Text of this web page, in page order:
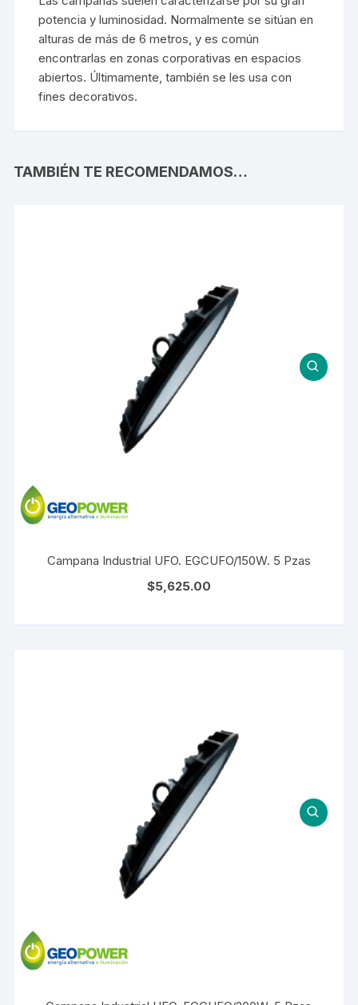
potencia y luminosidad. Normalmente se sitúan en
alturas de más de 6 metros, y es común
encontrarlas en zonas corporativas en espacios
abiertos. Últimamente, también se les usa con
fines decorativos.
TAMBIÉN TE RECOMENDAMOS…
Campana Industrial UFO. EGCUFO/150W. 5 Pzas
$5,625.00